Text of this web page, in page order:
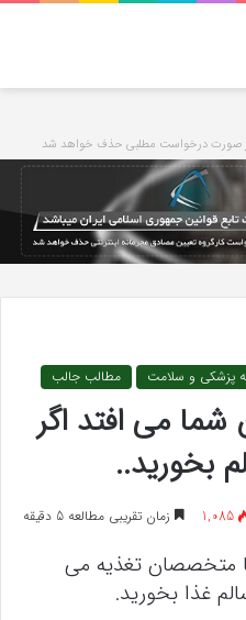
صورت درخواست مطلبی حذف خواهد شد
پزشکی و سلامت مطالب جالب
شما می افتد اگر
بخورید..
1,085 زمان تقریبی مطالعه 5 دقیقه
متخصصان تغذیه می
غذا بخورید.